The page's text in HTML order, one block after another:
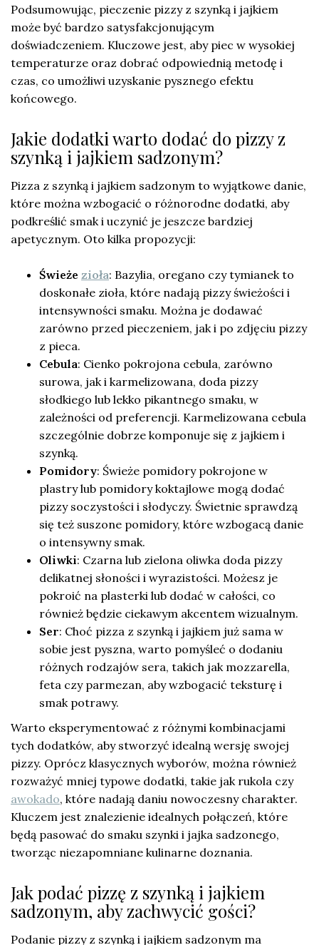
Podsumowując, pieczenie pizzy z szynką i jajkiem
może być bardzo satysfakcjonującym
doświadczeniem. Kluczowe jest, aby piec w wysokiej
temperaturze oraz dobrać odpowiednią metodę i
czas, co umożliwi uzyskanie pysznego efektu
końcowego.
Jakie dodatki warto dodać do pizzy z
szynką i jajkiem sadzonym?
Pizza z szynką i jajkiem sadzonym to wyjątkowe danie,
które można wzbogacić o różnorodne dodatki, aby
podkreślić smak i uczynić je jeszcze bardziej
apetycznym. Oto kilka propozycji:
Świeże zioła: Bazylia, oregano czy tymianek to
doskonałe zioła, które nadają pizzy świeżości i
intensywności smaku. Można je dodawać
zarówno przed pieczeniem, jak i po zdjęciu pizzy
z pieca.
Cebula: Cienko pokrojona cebula, zarówno
surowa, jak i karmelizowana, doda pizzy
słodkiego lub lekko pikantnego smaku, w
zależności od preferencji. Karmelizowana cebula
szczególnie dobrze komponuje się z jajkiem i
szynką.
Pomidory: Świeże pomidory pokrojone w
plastry lub pomidory koktajlowe mogą dodać
pizzy soczystości i słodyczy. Świetnie sprawdzą
się też suszone pomidory, które wzbogacą danie
o intensywny smak.
Oliwki: Czarna lub zielona oliwka doda pizzy
delikatnej słoności i wyrazistości. Możesz je
pokroić na plasterki lub dodać w całości, co
również będzie ciekawym akcentem wizualnym.
Ser: Choć pizza z szynką i jajkiem już sama w
sobie jest pyszna, warto pomyśleć o dodaniu
różnych rodzajów sera, takich jak mozzarella,
feta czy parmezan, aby wzbogacić teksturę i
smak potrawy.
Warto eksperymentować z różnymi kombinacjami
tych dodatków, aby stworzyć idealną wersję swojej
pizzy. Oprócz klasycznych wyborów, można również
rozważyć mniej typowe dodatki, takie jak rukola czy
awokado, które nadają daniu nowoczesny charakter.
Kluczem jest znalezienie idealnych połączeń, które
będą pasować do smaku szynki i jajka sadzonego,
tworząc niezapomniane kulinarne doznania.
Jak podać pizzę z szynką i jajkiem
sadzonym, aby zachwycić gości?
Podanie pizzy z szynką i jajkiem sadzonym ma